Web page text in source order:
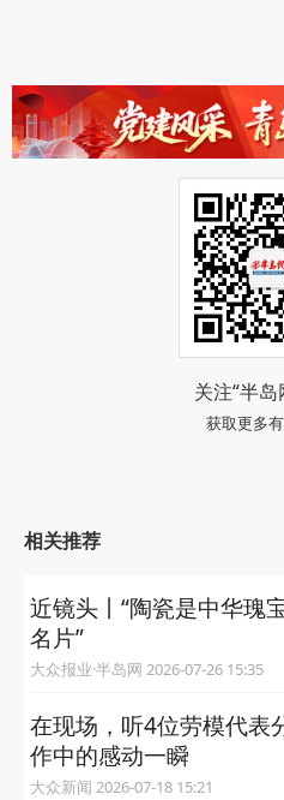
关注“半岛
获取更多
相关推荐
近镜头丨“陶瓷是中华瑰
名片”
大众报业·半岛网 2026-07-26 15:35
在现场，听4位劳模代表
作中的感动一瞬
大众新闻 2026-07-18 15:21